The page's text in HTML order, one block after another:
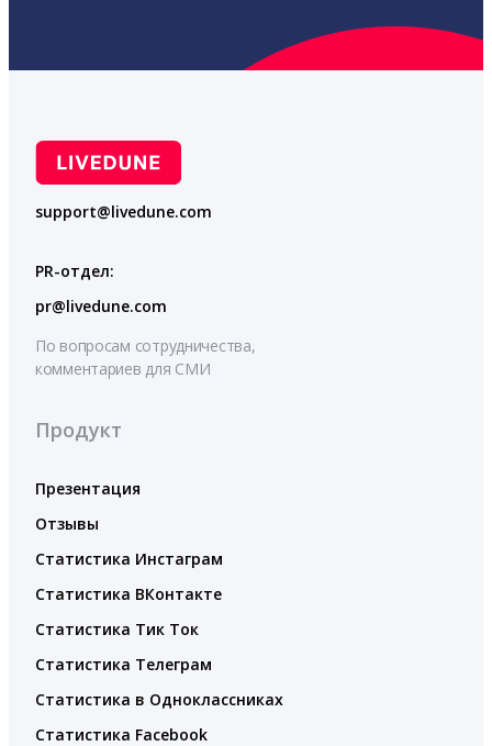
support@livedune.com
PR-отдел:
pr@livedune.com
По вопросам сотрудничества,
комментариев для СМИ
Продукт
Презентация
Отзывы
Статистика Инстаграм
Статистика ВКонтакте
Статистика Тик Ток
Статистика Телеграм
Статистика в Одноклассниках
Статистика Facebook